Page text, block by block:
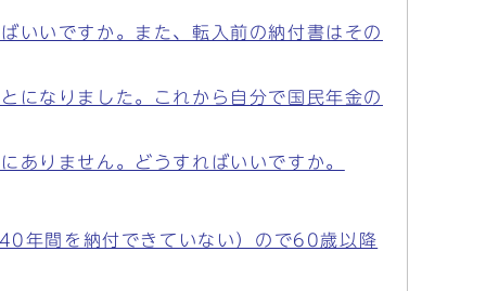
いいですか。また、転入前の納付書はその
になりました。これから自分で国民年金の
ありません。どうすればいいですか。
年間を納付できていない）ので60歳以降